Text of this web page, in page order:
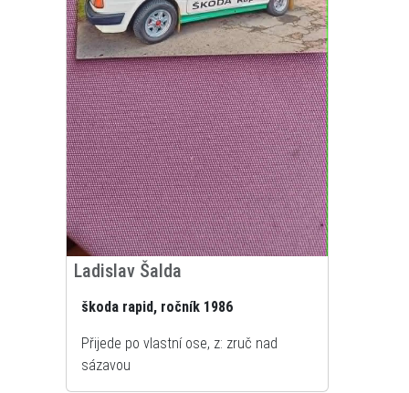
Ladislav Šalda
škoda rapid, ročník 1986
Přijede po vlastní ose, z: zruč nad
sázavou